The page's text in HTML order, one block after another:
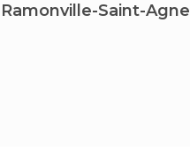
Ramonville-Saint-Agne